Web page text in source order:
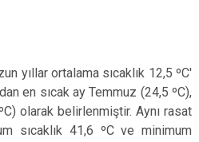
yıllar ortalama sıcaklık 12,5 ºC'
en sıcak ay Temmuz (24,5 ºC),
olarak belirlenmiştir. Aynı rasat
sıcaklık 41,6 ºC ve minimum